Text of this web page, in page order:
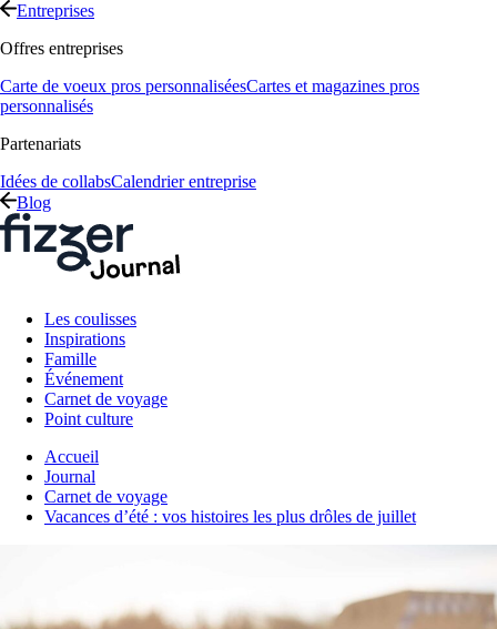
Entreprises
Offres entreprises
Carte de voeux pros personnaliséesCartes et magazines pros
personnalisés
Partenariats
Idées de collabsCalendrier entreprise
Blog
Les coulisses
Inspirations
Famille
Événement
Carnet de voyage
Point culture
Accueil
Journal
Carnet de voyage
Vacances d’été : vos histoires les plus drôles de juillet